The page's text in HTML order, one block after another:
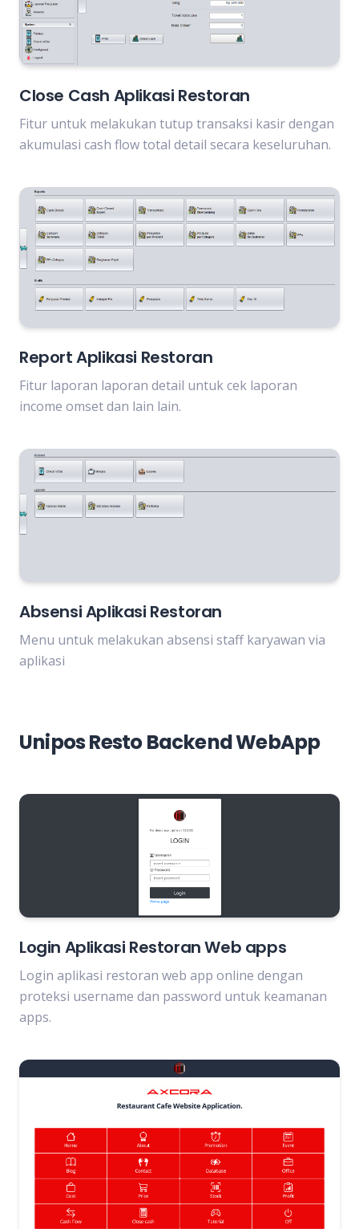
Close Cash Aplikasi Restoran
Fitur untuk melakukan tutup transaksi kasir dengan
akumulasi cash flow total detail secara keseluruhan.
Report Aplikasi Restoran
Fitur laporan laporan detail untuk cek laporan
income omset dan lain lain.
Absensi Aplikasi Restoran
Menu untuk melakukan absensi staff karyawan via
aplikasi
Unipos Resto Backend WebApp
Login Aplikasi Restoran Web apps
Login aplikasi restoran web app online dengan
proteksi username dan password untuk keamanan
apps.